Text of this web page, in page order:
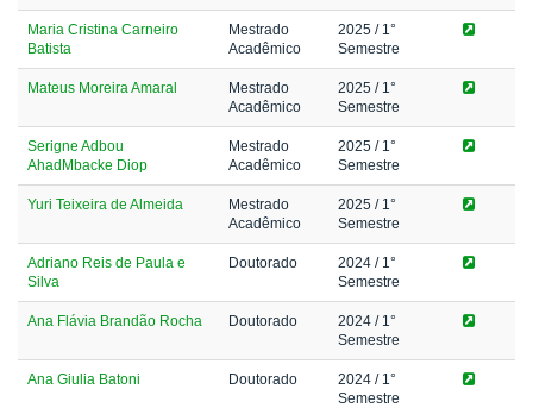
Maria Cristina Carneiro
Batista
Mestrado
Acadêmico
2025 / 1°
Semestre
Mateus Moreira Amaral
Mestrado
Acadêmico
2025 / 1°
Semestre
Serigne Adbou
AhadMbacke Diop
Mestrado
Acadêmico
2025 / 1°
Semestre
Yuri Teixeira de Almeida
Mestrado
Acadêmico
2025 / 1°
Semestre
Adriano Reis de Paula e
Silva
Doutorado 2024 / 1°
Semestre
Ana Flávia Brandão Rocha Doutorado 2024 / 1°
Semestre
Ana Giulia Batoni Doutorado 2024 / 1°
Semestre